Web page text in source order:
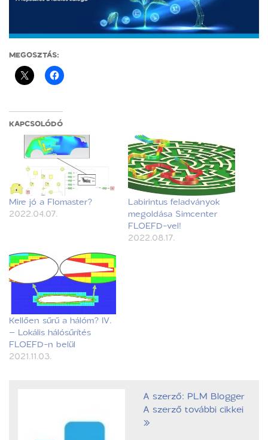
MEGOSZTÁS:
KAPCSOLÓDÓ
Mire jó a Flomaster?
2022.04.07.
Labirintus feladványok
megoldása Simcenter
FLOEFD-vel!
2022.08.17.
Kellően sűrű a hálóm? IV.
– Lokális hálósűrítés
FLOEFD-n belül
2021.11.03.
A szerző: PLM Blogger
A szerző további cikkei
»